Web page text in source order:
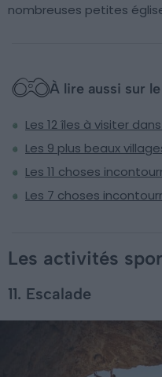
nombreuses petites
À lire aussi sur
Les 12 îles à visiter
Les 9 plus beaux
Les 11 choses
Les 7 choses
Les activités
11. Escalade